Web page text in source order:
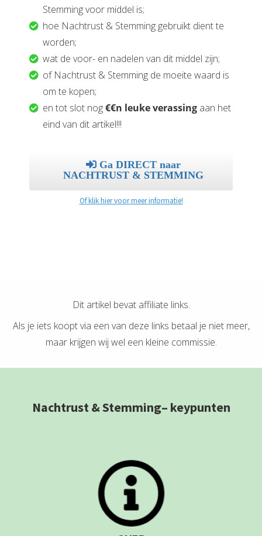
Stemming voor middel is;
hoe Nachtrust & Stemming gebruikt dient te
worden;
wat de voor- en nadelen van dit middel zijn;
of Nachtrust & Stemming de moeite waard is
om te kopen;
en tot slot nog€€n leuke verassing aan het
eind van dit artikel!!!
Ga DIRECT naar
NACHTRUST & STEMMING
Of klik hier voor meer informatie!
Dit artikel bevat affiliate links.
Als je iets koopt via een van deze links betaal je niet meer,
maar krijgen wij wel een kleine commissie.
Nachtrust & Stemming– keypunten